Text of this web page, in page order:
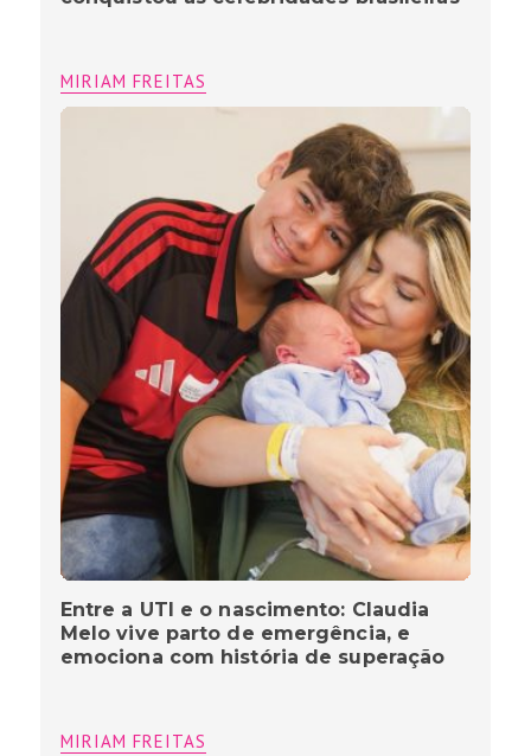
MIRIAM FREITAS
Entre a UTI e o nascimento: Claudia
Melo vive parto de emergência, e
emociona com história de superação
MIRIAM FREITAS